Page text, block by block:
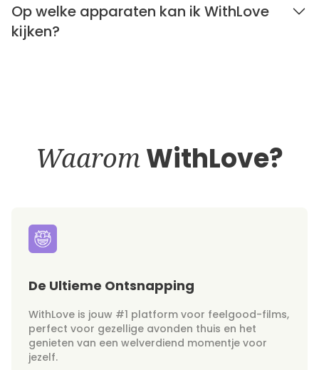
Op welke apparaten kan ik WithLove
kijken?
WaaromWithLove?
De Ultieme Ontsnapping
WithLove is jouw #1 platform voor feelgood-films,
perfect voor gezellige avonden thuis en het
genieten van een welverdiend momentje voor
jezelf.